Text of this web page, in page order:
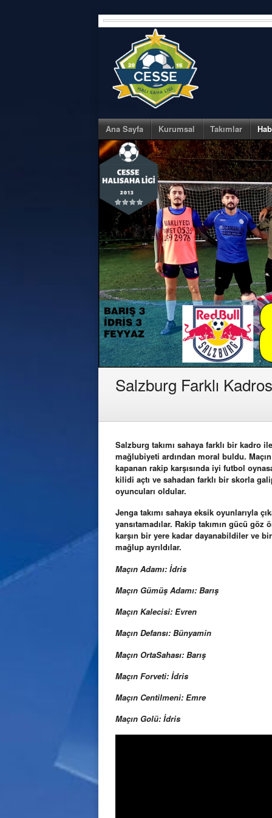
Skip
to
Ana Sayfa Kurumsal Takımlar
Salzburg Farklı
Salzburg takımı sahaya farklı bir kadro
mağlubiyeti ardından moral buldu.
kapanan rakip karşısında iyi futbol
kilidi açtı ve sahadan farklı bir skorla
oyuncuları oldular.
Jenga takımı sahaya eksik oyunlarıyla
yansıtamadılar. Rakip takımın gücü
karşın bir yere kadar dayanabildiler ve
mağlup ayrıldılar.
Maçın Adamı: İdris
Maçın Gümüş Adamı: Barış
Maçın Kalecisi: Evren
Maçın Defansı: Bünyamin
Maçın OrtaSahası: Barış
Maçın Forveti: İdris
Maçın Centilmeni: Emre
Maçın Golü: İdris